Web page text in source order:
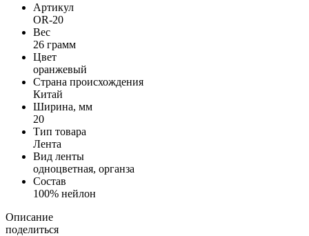
Артикул
OR-20
Вес
26 грамм
Цвет
оранжевый
Страна происхождения
Китай
Ширина, мм
20
Тип товара
Лента
Вид ленты
одноцветная, органза
Состав
100% нейлон
Описание
поделиться